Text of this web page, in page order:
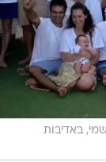
באדיבות